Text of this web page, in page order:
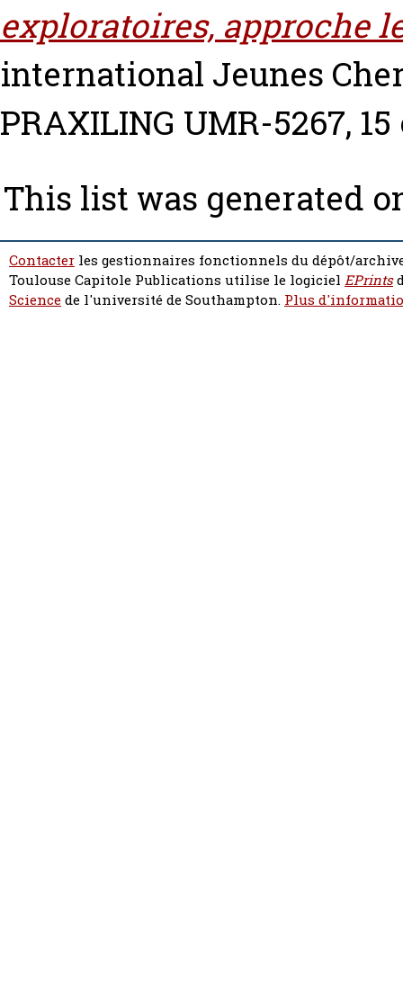
exploratoires, approche
international Jeunes
PRAXILING UMR-5267,
This list was generated
Contacter les gestionnaires fonctionnels du dépôt/
Toulouse Capitole Publications utilise le logiciel EPrints
Sciencede l'université de Southampton. Plus